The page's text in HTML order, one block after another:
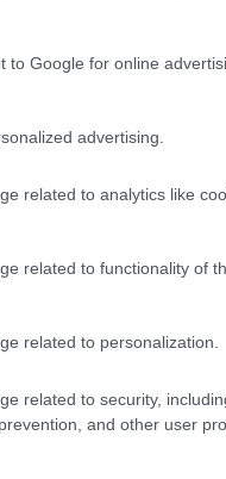
to Google for online
advertising.
related to analytics like
related to functionality of
related to personalization.
related to security,
and other user
spiagge adatte anche
di costa con
Riva dei Ginepri
ricorda le mete
plastic free
d’Italia,
con tutta la famiglia,
il tuo cane mentre il